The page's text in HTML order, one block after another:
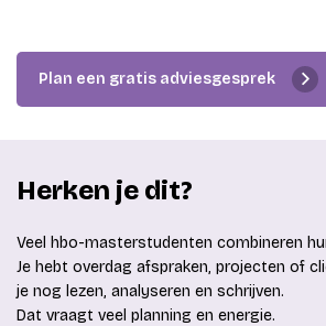
Plan een gratis adviesgesprek
Herken je dit?
Veel hbo-masterstudenten combineren
Je hebt overdag afspraken, projecten of
je nog lezen, analyseren en schrijven.
Dat vraagt veel planning en energie.